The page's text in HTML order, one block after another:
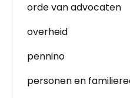
orde van advocaten
overheid
pennino
personen en